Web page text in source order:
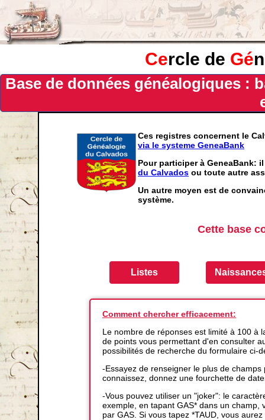
Cercle de Gé
Base de données généalogiques :
Ces registres concernent le
via le systeme GeneaBank
Pour participer à GeneaBank:
du Calvados ou toute autre
Un autre moyen est de
système.
Cette base
Comment chercher efficacement:
Le nombre de réponses est limité à 100 à
de points vous permettant d'en consulter
possibilités de recherche du formulaire ci-
-Essayez de renseigner le plus de
connaissez, donnez une fourchette de
-Vous pouvez utiliser un "joker": le
exemple, en tapant GAS* dans un
par GAS. Si vous tapez *TAUD, vous